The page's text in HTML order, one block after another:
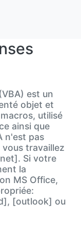
est un
objet et
utilisé
ainsi que
n'est pas
vous travaillez
Si votre
la
MS Office,
[outlook] ou